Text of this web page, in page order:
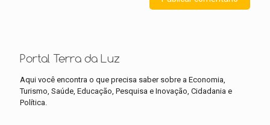
Portal Terra da Luz
Aqui você encontra o que precisa saber sobre a Economia,
Turismo, Saúde, Educação, Pesquisa e Inovação, Cidadania e
Política.